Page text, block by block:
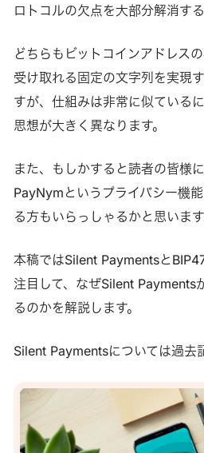
ロトコルの欠点を大部分解消する
どちらもビットコインアドレス
受け取れる固定の文字列を実現
すが、仕組みは非常に似ている
思想が大きく異なります。
また、もしかすると読者の皆様
PayNymというプライバシー機
る方もいらっしゃるかと思います
本稿ではSilent Paymentsと
注目して、なぜSilent Payments
るのかを解説します。
Silent Paymentsについては過去